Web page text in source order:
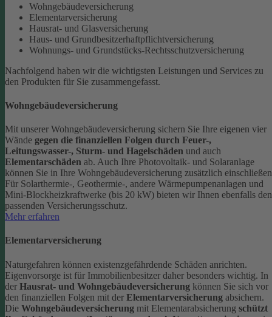
Wohngebäudeversicherung
Elementarversicherung
Hausrat- und Glasversicherung
Haus- und Grundbesitzerhaftpflichtversicherung
Wohnungs- und Grundstücks-Rechtsschutzversicherung
Nachfolgend haben wir die wichtigsten Leistungen und Services zu
den Produkten für Sie zusammengefasst.
Wohngebäudeversicherung
Mit unserer Wohngebäudeversicherung sichern Sie Ihre eigenen vier
Wände gegen die finanziellen Folgen durch Feuer-,
Leitungswasser-, Sturm- und Hagelschäden und auch
Elementarschäden ab. Auch Ihre Photovoltaik- und Solaranlage
können Sie in Ihre Wohngebäudeversicherung zusätzlich
Für Solarthermie-, Geothermie-, andere Wärmepumpenanlagen und
Mini-Blockheizkraftwerke (bis 20 kW) bieten wir Ihnen ebenfalls den
passenden Versicherungsschutz.
Mehr erfahren
Elementarversicherung
Naturgefahren können existenzgefährdende Schäden anrichten.
Eigenvorsorge ist für Immobilienbesitzer daher besonders wichtig. In
der Hausrat- und Wohngebäudeversicherung können Sie sich vor
den finanziellen Folgen mit der Elementarversicherung absichern.
Die Wohngebäudeversicherung mit Elementarabsicherung schützt